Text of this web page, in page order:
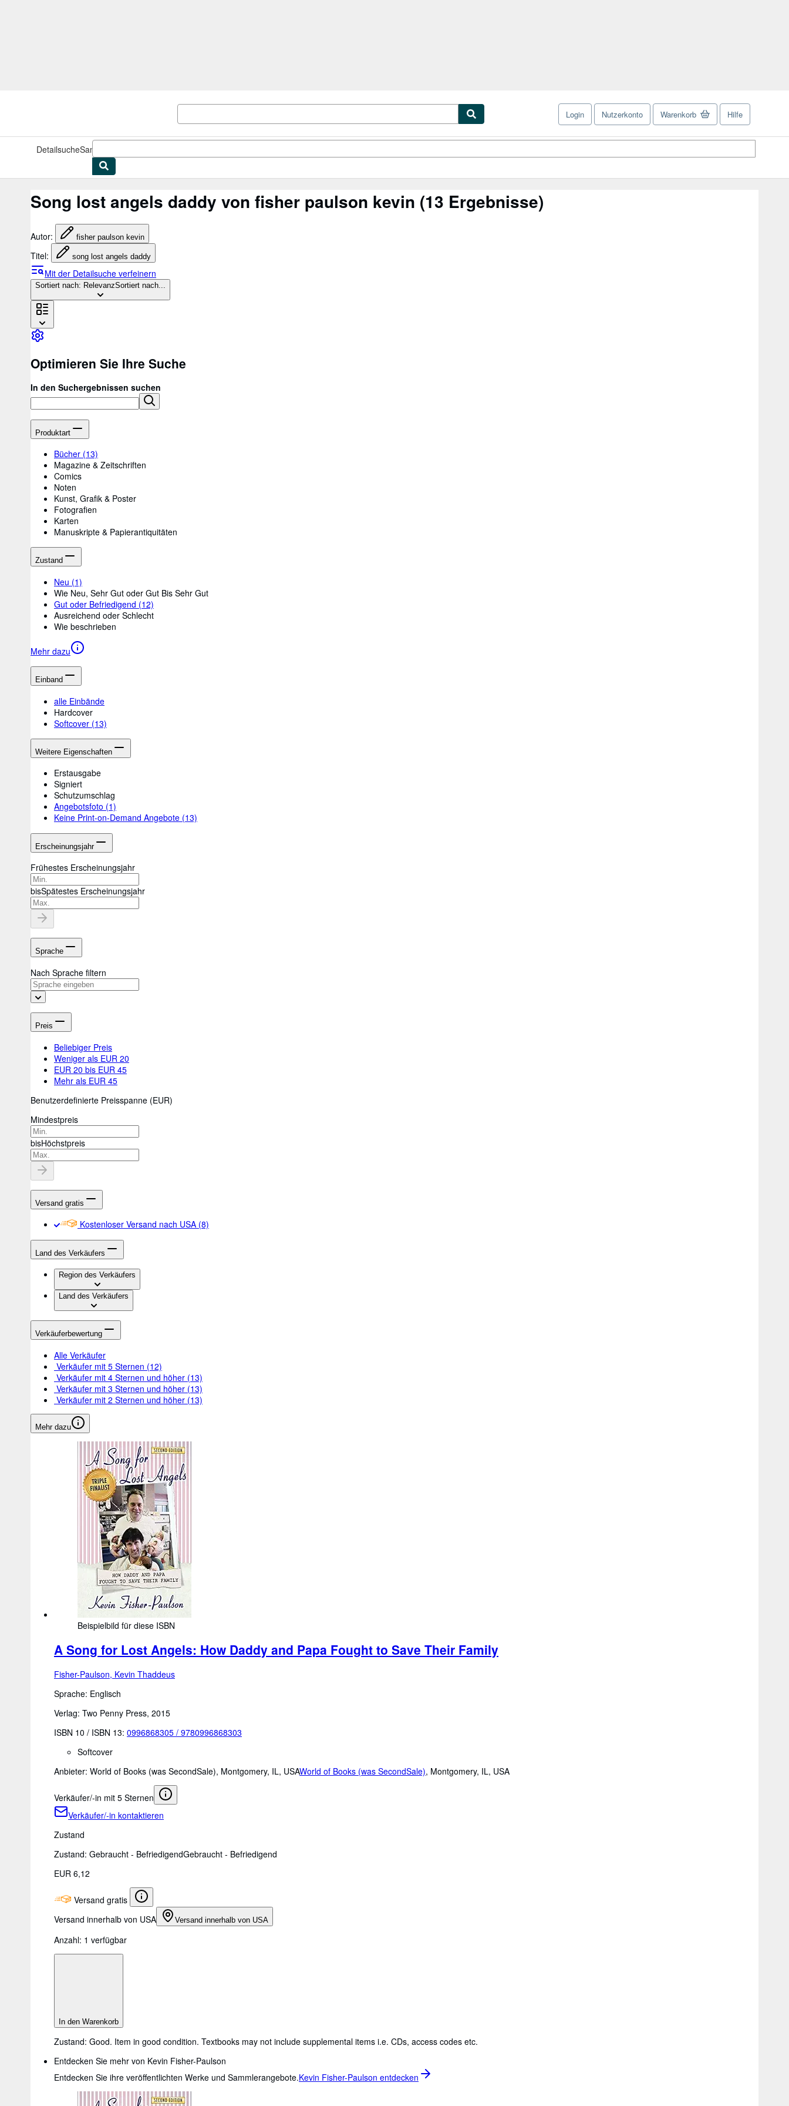
Login Nutzerkonto Warenkorb Hilfe
DetailsucheSammlungen
Song lost angels daddy von fisher paulson kevin (13 Ergebnisse)
Autor: fisher paulson kevin
Titel: song lost angels daddy
Mit der Detailsuche verfeinern
Sortiert nach: RelevanzSortiert nach...
Optimieren Sie Ihre Suche
In den Suchergebnissen suchen
Produktart
Bücher (13)
Magazine & Zeitschriften
Comics
Noten
Kunst, Grafik & Poster
Fotografien
Karten
Manuskripte & Papierantiquitäten
Zustand
Neu (1)
Wie Neu, Sehr Gut oder Gut Bis Sehr Gut
Gut oder Befriedigend (12)
Ausreichend oder Schlecht
Wie beschrieben
Mehr dazu
Einband
alle Einbände
Hardcover
Softcover (13)
Weitere Eigenschaften
Erstausgabe
Signiert
Schutzumschlag
Angebotsfoto (1)
Keine Print-on-Demand Angebote (13)
Erscheinungsjahr
Frühestes Erscheinungsjahr
bisSpätestes Erscheinungsjahr
Sprache
Nach Sprache filtern
Preis
Beliebiger Preis
Weniger als EUR 20
EUR 20 bis EUR 45
Mehr als EUR 45
Benutzerdefinierte Preisspanne (EUR)
Mindestpreis
bisHöchstpreis
Versand gratis
Kostenloser Versand nach USA (8)
Land des Verkäufers
Region des Verkäufers
Land des Verkäufers
Verkäuferbewertung
Alle Verkäufer
Verkäufer mit 5 Sternen (12)
Verkäufer mit 4 Sternen und höher (13)
Verkäufer mit 3 Sternen und höher (13)
Verkäufer mit 2 Sternen und höher (13)
Mehr dazu
Beispielbild für diese ISBN
A Song for Lost Angels: How Daddy and Papa Fought to Save Their Family
Fisher-Paulson, Kevin Thaddeus
Sprache: Englisch
Verlag: Two Penny Press, 2015
ISBN 10 / ISBN 13: 0996868305 / 9780996868303
Softcover
Anbieter: World of Books (was SecondSale), Montgomery, IL, USAWorld of Books (was SecondSale), Montgomery, IL, USA
Verkäufer/-in mit 5 Sternen
Verkäufer/-in kontaktieren
Zustand
Zustand: Gebraucht - BefriedigendGebraucht - Befriedigend
EUR 6,12
Versand gratis
Versand innerhalb von USA
Versand innerhalb von USA
Anzahl: 1 verfügbar
In den Warenkorb
Zustand: Good. Item in good condition. Textbooks may not include supplemental items i.e. CDs, access codes etc.
Entdecken Sie mehr von Kevin Fisher-Paulson
Entdecken Sie ihre veröffentlichten Werke und Sammlerangebote.Kevin Fisher-Paulson entdecken